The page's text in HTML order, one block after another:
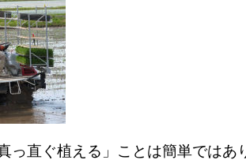
っ直ぐ植える」ことは簡単ではあ